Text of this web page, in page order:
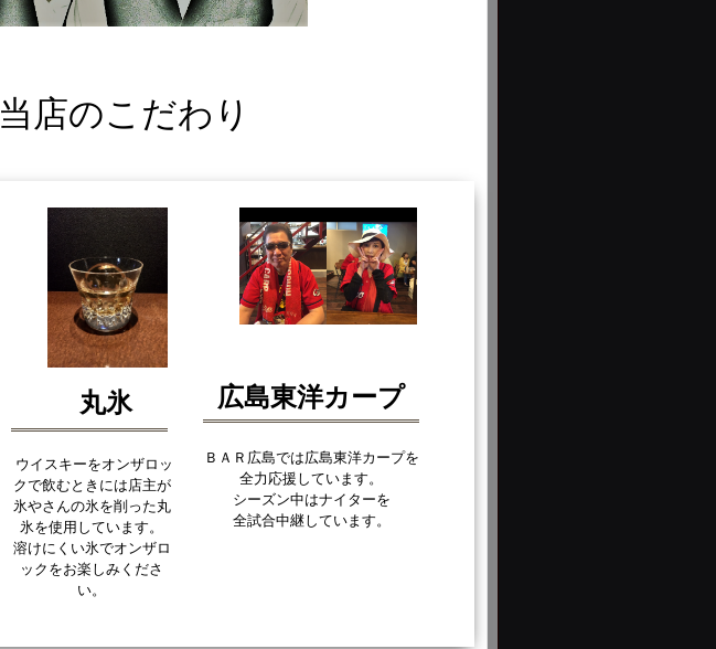
当店のこだわり
丸氷
ウイスキーをオンザロッ
クで飲むときには店主が
氷やさんの氷を削った丸
氷を使用しています。
溶けにくい氷でオンザロ
ックをお楽しみくださ
い。
広島東洋カープ
ＢＡＲ広島では広島東洋カープを
全力応援しています。
シーズン中はナイターを
全試合中継しています。